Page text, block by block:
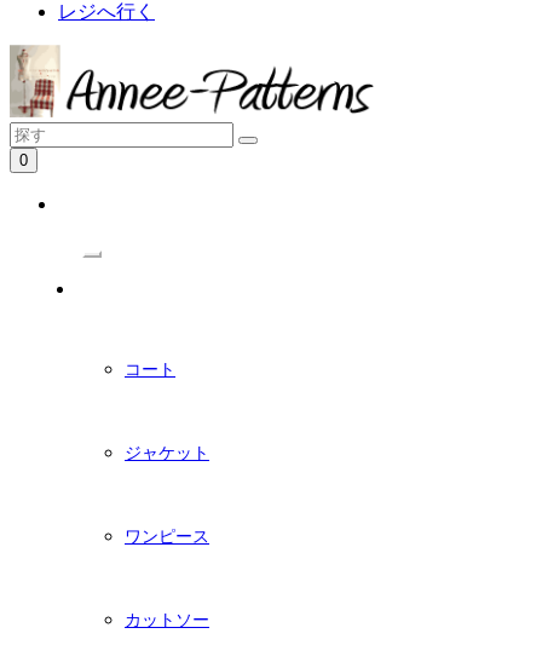
レジへ行く
0
コート
ジャケット
ワンピース
カットソー